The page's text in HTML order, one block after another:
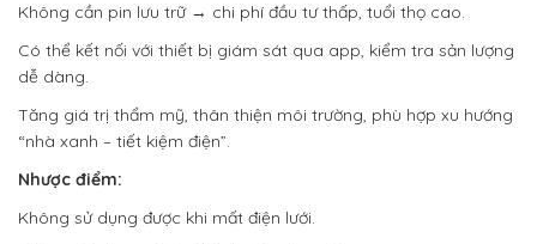
Không cần pin lưu trữ → chi phí đầu tư thấp, tuổi thọ cao.
Có thể kết nối với thiết bị giám sát qua app, kiểm tra sản lượng
dễ dàng.
Tăng giá trị thẩm mỹ, thân thiện môi trường, phù hợp xu hướng
“nhà xanh – tiết kiệm điện”.
Nhược điểm:
Không sử dụng được khi mất điện lưới.